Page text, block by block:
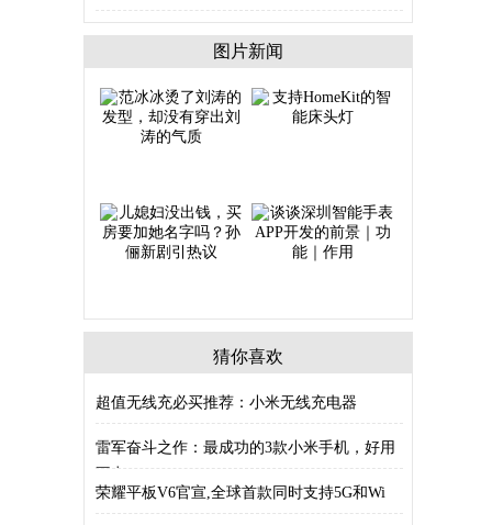
图片新闻
猜你喜欢
超值无线充必买推荐：小米无线充电器
雷军奋斗之作：最成功的3款小米手机，好用
不卡
荣耀平板V6官宣,全球首款同时支持5G和Wi